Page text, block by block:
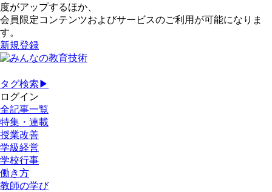
度がアップするほか、
会員限定コンテンツおよびサービスのご利用が可能になりま
す。
新規登録
タグ検索▶
ログイン
全記事一覧
特集・連載
授業改善
学級経営
学校行事
働き方
教師の学び